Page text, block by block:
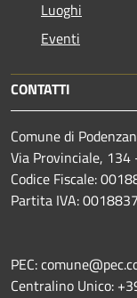
Luoghi
Eventi
CONTATTI
Comune di
Via Provinciale,
Codice Fiscale:
Partita IVA:
PEC:
Centralino Unico: